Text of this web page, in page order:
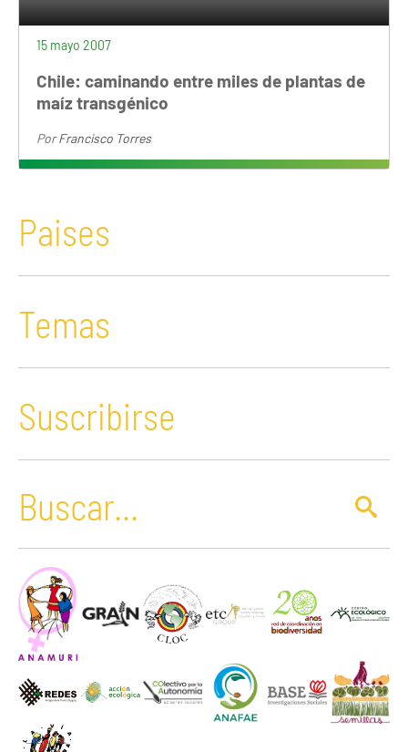
15 mayo 2007
Chile: caminando entre miles de plantas de
maíz transgénico
PorFrancisco Torres
Paises
Temas
Suscribirse